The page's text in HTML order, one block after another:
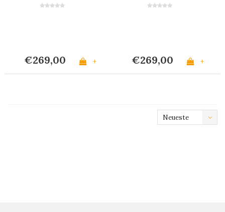
€269,00 + €269,00 +
Neueste